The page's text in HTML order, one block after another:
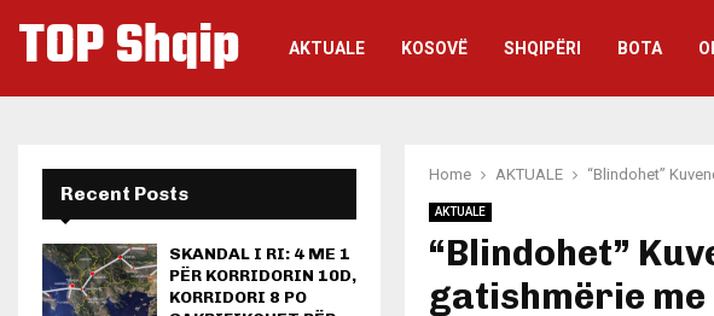
TOP Shqip AKTUALE KOSOVË SHQIPËRI BOTA
Home AKTUALE “Blindohet”
AKTUALE
“Blindohet”
gatishmërie
Recent Posts
SKANDAL I RI: 4 ME 1
PËR KORRIDORIN 10D,
KORRIDORI 8 PO